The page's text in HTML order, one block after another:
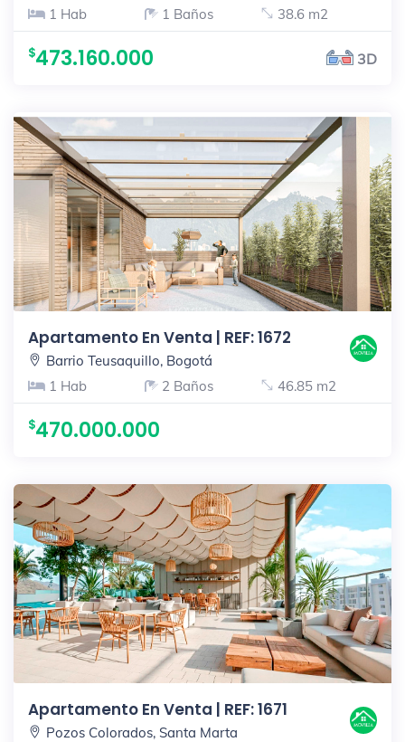
1 Hab
1 Baños 38.6 m2
473.160.000 3D
Apartamento En Venta | REF: 1672
Barrio Teusaquillo, Bogotá
1 Hab
2 Baños 46.85 m2
470.000.000
Apartamento En Venta | REF: 1671
Pozos Colorados, Santa Marta